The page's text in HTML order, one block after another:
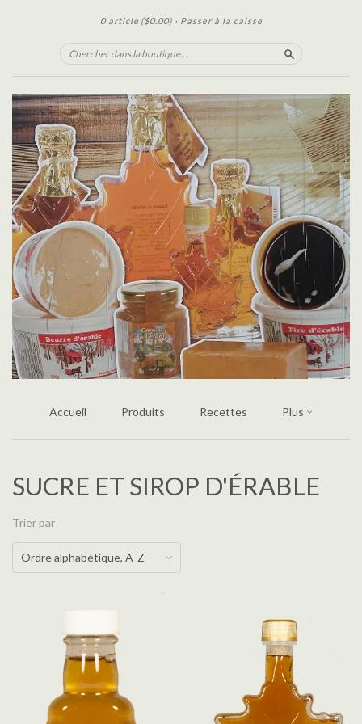
0 article ($0.00)· Passer à la caisse
Chercher
Accueil Produits Recettes Plus
SUCRE ET SIROP D'ÉRABLE
Trier par